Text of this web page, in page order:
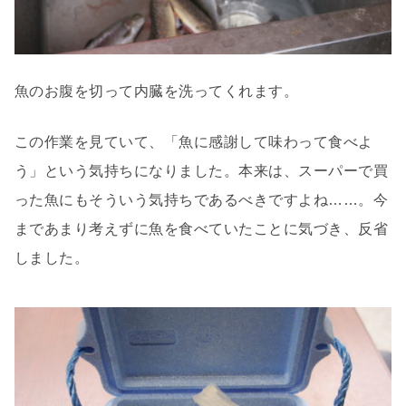
魚のお腹を切って内臓を洗ってくれます。
この作業を見ていて、「魚に感謝して味わって食べよ
う」という気持ちになりました。本来は、スーパーで買
った魚にもそういう気持ちであるべきですよね……。今
まであまり考えずに魚を食べていたことに気づき、反省
しました。